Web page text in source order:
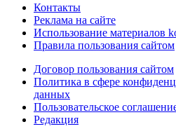
Контакты
Реклама на сайте
Использование материалов
Правила пользования сайтом
Договор пользования сайтом
Политика в сфере
данных
Пользовательское
Редакция